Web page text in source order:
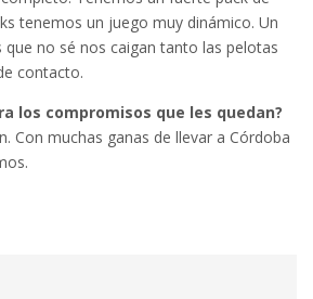
tenemos un juego muy dinámico. Un
no sé nos caigan tanto las pelotas
contacto.
los compromisos que les quedan?
Con muchas ganas de llevar a Córdoba